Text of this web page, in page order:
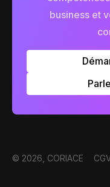
business et
© 2026 , CORIACE